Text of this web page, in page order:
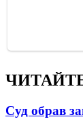
Суд обрав